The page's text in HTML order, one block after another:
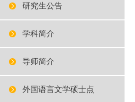
研究生公告
学科简介
导师简介
外国语言文学硕士点